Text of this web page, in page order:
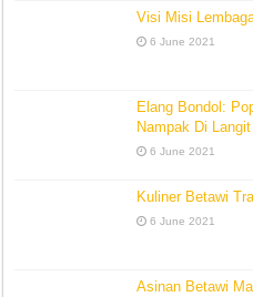
Visi Misi
6 June 2021
Elang Bondol:
Nampak Di
6 June 2021
Kuliner Betawi
6 June 2021
Asinan Betawi